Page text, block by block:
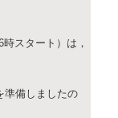
スタート）は，
準備しましたの